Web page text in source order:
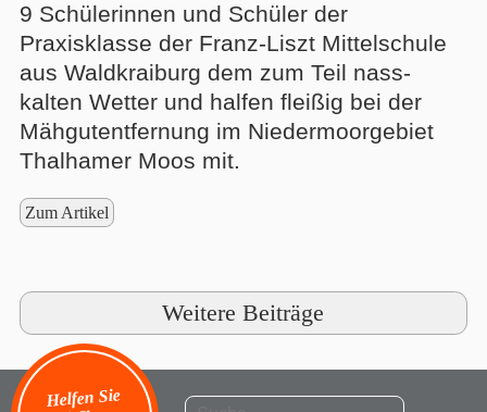
9 Schülerinnen und Schüler der
Praxisklasse der Franz-Liszt Mittelschule
aus Waldkraiburg dem zum Teil nass-
kalten Wetter und halfen fleißig bei der
Mähgutentfernung im Niedermoorgebiet
Thalhamer Moos mit.
Zum Artikel
Weitere Beiträge
Helfen Sie